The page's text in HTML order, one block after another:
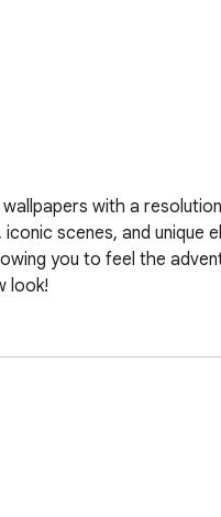
with a
scenes, and unique
you to feel the
look!